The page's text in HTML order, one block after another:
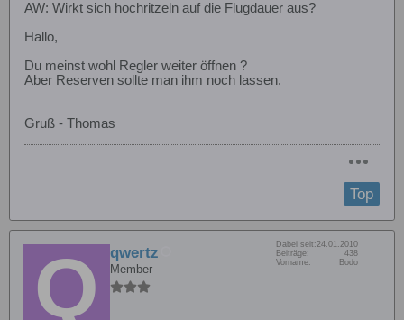
AW: Wirkt sich hochritzeln auf die Flugdauer aus?
Hallo,
Du meinst wohl Regler weiter öffnen ?
Aber Reserven sollte man ihm noch lassen.
Gruß - Thomas
Top
qwertz
Member
Dabei seit: 24.01.2010
Beiträge:
438
Vorname:
Bodo